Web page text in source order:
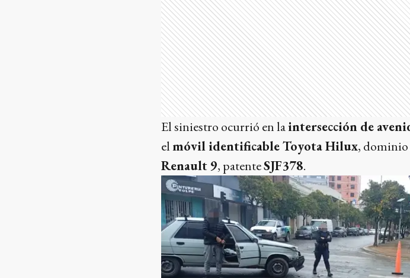
El siniestro ocurrió en laintersección de
elmóvil identificable Toyota Hilux, dominio
Renault 9, patenteSJF378.